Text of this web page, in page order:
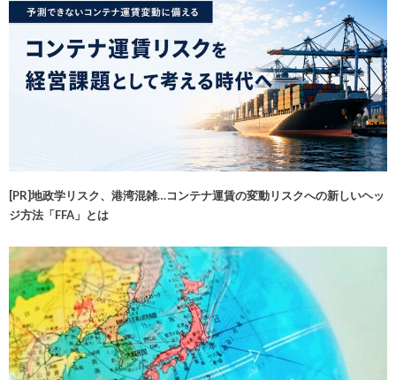
[PR]地政学リスク、港湾混雑…コンテナ運賃の変動リスクへの新しいヘッ
ジ方法「FFA」とは